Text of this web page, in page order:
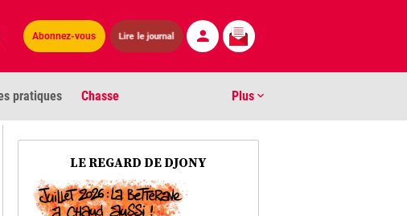
Abonnez-vous Lire le journal
pratiques Chasse Plus
PLUS
Anciens numéros
LE REGARD DE DJONY